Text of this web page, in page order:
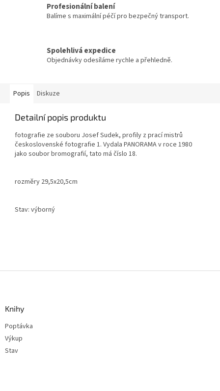
Profesionální balení
Balíme s maximální péčí pro bezpečný transport.
Spolehlivá expedice
Objednávky odesíláme rychle a přehledně.
Popis Diskuze
Detailní popis produktu
fotografie ze souboru Josef Sudek, profily z prací mistrů
československé fotografie 1. Vydala PANORAMA v roce 1980
jako soubor bromografií, tato má číslo 18.
rozměry 29,5x20,5cm
Stav: výborný
Knihy
Poptávka
Výkup
Stav